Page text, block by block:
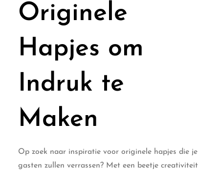
Originele
Hapjes om
Indruk te
Maken
Op zoek naar inspiratie voor originele hapjes die je
gasten zullen verrassen? Met een beetje creativiteit